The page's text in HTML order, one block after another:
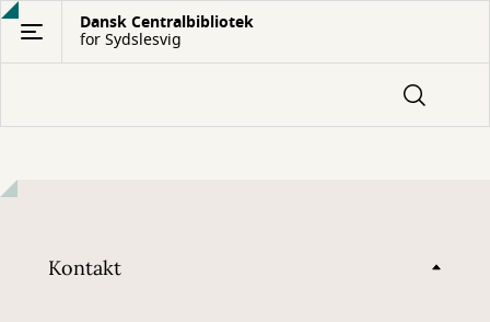
Gå
hovedindhold
Dansk Centralbibliotek
for Sydslesvig
Kontakt